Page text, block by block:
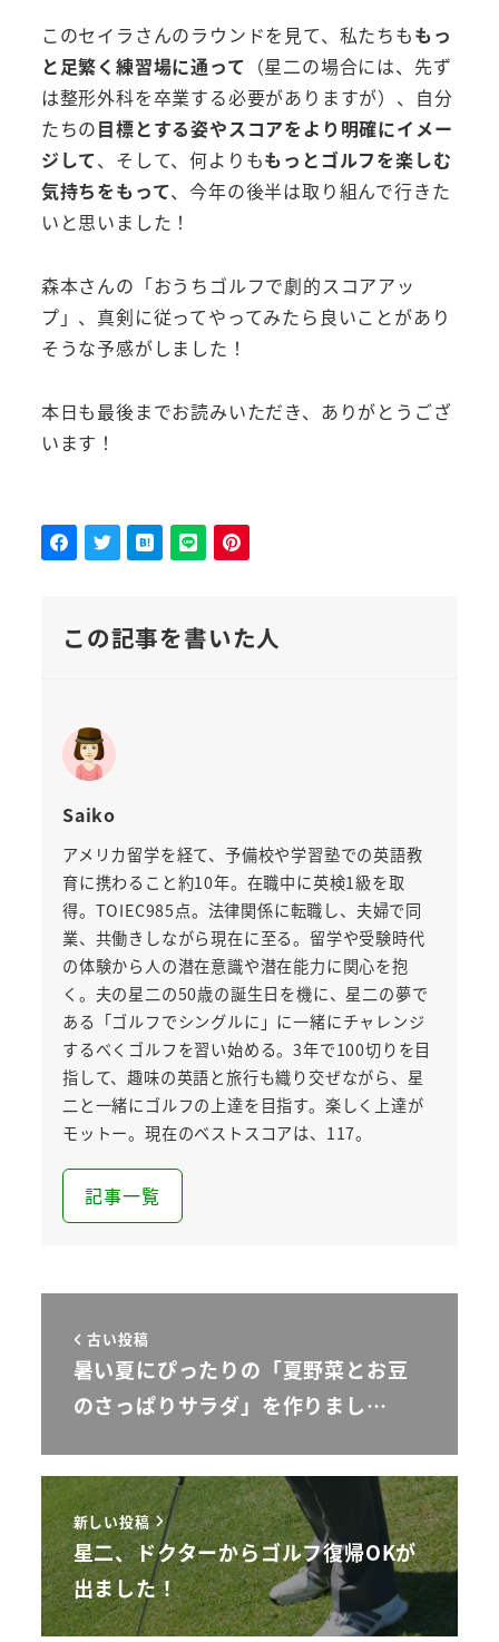
このセイラさんのラウンドを見て、私たちももっ
と足繁く練習場に通って （星二の場合には、先ず
は整形外科を卒業する必要がありますが）、自分
たちの目標とする姿やスコアをより明確にイメー
ジして、そして、何よりももっとゴルフを楽しむ
気持ちをもって、今年の後半は取り組んで行きた
いと思いました！
森本さんの「おうちゴルフで劇的スコアアッ
プ」、真剣に従ってやってみたら良いことがあり
そうな予感がしました！
本日も最後までお読みいただき、ありがとうござ
います！
この記事を書いた人
Saiko
アメリカ留学を経て、予備校や学習塾での英語教
育に携わること約10年。在職中に英検1級を取
得。TOIEC985点。法律関係に転職し、夫婦で同
業、共働きしながら現在に至る。留学や受験時代
の体験から人の潜在意識や潜在能力に関心を抱
く。夫の星二の50歳の誕生日を機に、星二の夢で
ある「ゴルフでシングルに」に一緒にチャレンジ
するべくゴルフを習い始める。3年で100切りを目
指して、趣味の英語と旅行も織り交ぜながら、星
二と一緒にゴルフの上達を目指す。楽しく上達が
モットー。現在のベストスコアは、117。
記事一覧
古い投稿
暑い夏にぴったりの「夏野菜とお豆
のさっぱりサラダ」を作りまし…
新しい投稿
星二、ドクターからゴルフ復帰OKが
出ました！